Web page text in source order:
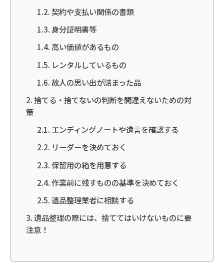
契約や支払い関係の書類
身分証明書等
高い価値があるもの
レンタルしているもの
故人の思い出が詰まった品
捨てる・捨てないの判断を間違えないための対
策
エンディングノートや遺言を確認する
リーダーを決めておく
保留用の箱を用意する
作業前に残すものの基準を決めておく
遺品整理業者に相談する
遺品整理の際には、捨ててはいけないものに要
注意！